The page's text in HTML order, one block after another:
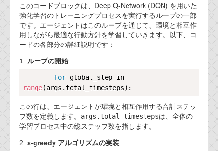
オフィス
実績
機能安全ブログ
テクノロジ
外部投稿記事
このコードブロックは、Deep Q-Network (DQN) を用いた
強化学習のトレーニングプロセスを実行するループの一部
です。エージェントはこのループを通じて、環境と相互作
用しながら最適な行動方針を学習していきます。以下、コ
ードの各部分の詳細説明です：
1. ループの開始:
for
range
この行は、エージェントが環境と相互作用する合計ステッ
プ数を定義します。
args.total_timestepsは、全体の
学習プロセス中の総ステップ数を指します。
2. ε-greedy アルゴリズムの実装: